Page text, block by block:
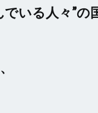
いる人々”の